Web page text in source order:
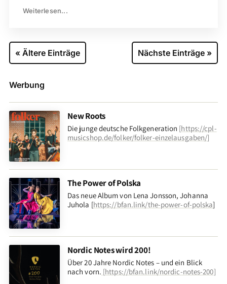
Weiterlesen...
« Ältere Einträge Nächste Einträge »
Werbung
New Roots
Die junge deutsche Folkgeneration [https://cpl-
musicshop.de/folker/folker-einzelausgaben/]
The Power of Polska
Das neue Album von Lena Jonsson, Johanna
Juhola [https://bfan.link/the-power-of-polska]
Nordic Notes wird 200!
Über 20 Jahre Nordic Notes – und ein Blick
nach vorn. [https://bfan.link/nordic-notes-200]